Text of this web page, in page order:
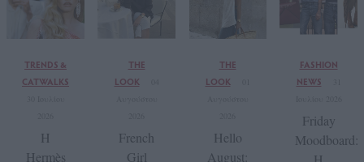
TRENDS &
CATWALKS
Η
Hermès
THE
LOOK
French
Girl
THE
LOOK
Hello
August:
FASHION
NEWS
Friday
Moodboard: